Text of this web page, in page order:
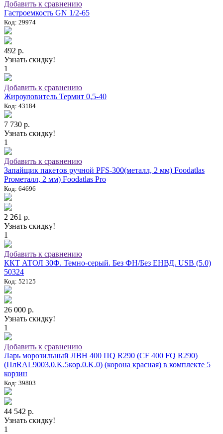
Добавить к сравнению
Гастроемкость GN 1/2-65
Код: 29974
492 р.
Узнать скидку!
1
Добавить к сравнению
Жироуловитель Термит 0,5-40
Код: 43184
7 730 р.
Узнать скидку!
1
Добавить к сравнению
Запайщик пакетов ручной PFS-300(металл, 2 мм) Foodatlas
Proметалл, 2 мм) Foodatlas Pro
Код: 64696
2 261 р.
Узнать скидку!
1
Добавить к сравнению
ККТ АТОЛ 30Ф. Темно-серый. Без ФН/Без ЕНВД. USB (5.0)
50324
Код: 52125
26 000 р.
Узнать скидку!
1
Добавить к сравнению
Ларь морозильный ЛВН 400 ПQ R290 (СF 400 FQ R290)
(ПлRAL9003,0.K.5кор.0.K.0) (корона красная) в комплекте 5
корзин
Код: 39803
44 542 р.
Узнать скидку!
1